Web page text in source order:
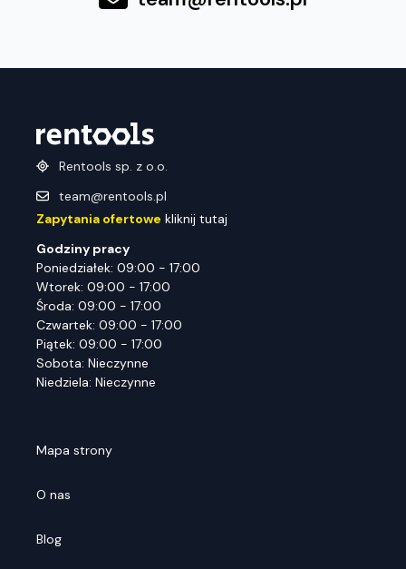
Rentools sp. z o.o.
team@rentools.pl
Zapytania ofertowe kliknij tutaj
Godziny pracy
Poniedziałek: 09:00 - 17:00
Wtorek: 09:00 - 17:00
Środa: 09:00 - 17:00
Czwartek: 09:00 - 17:00
Piątek: 09:00 - 17:00
Sobota: Nieczynne
Niedziela: Nieczynne
Mapa strony
O nas
Blog